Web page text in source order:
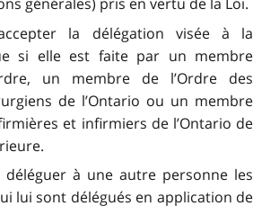
la délégation visée à la
si elle est faite par un membre
un membre de l’Ordre des
de l’Ontario ou un membre
et infirmiers de l’Ontario de
à une autre personne les
lui sont délégués en application de